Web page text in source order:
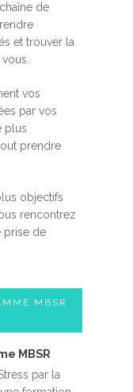
de
et trouver la
vos
par vos
plus
prendre
objectifs
rencontrez
prise de
MBSR
MBSR
par la